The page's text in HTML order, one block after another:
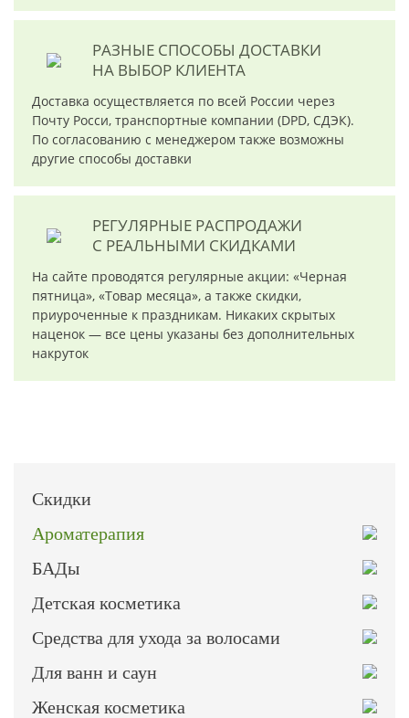
Скидки
Ароматерапия
БАДы
Детская косметика
Средства для ухода за волосами
Для ванн и саун
Женская косметика
РАЗНЫЕ СПОСОБЫ ДОСТАВКИ
НА ВЫБОР КЛИЕНТА
Доставка осуществляется по всей России через
Почту Росси, транспортные компании (DPD, СДЭК).
По согласованию с менеджером также возможны
другие способы доставки
РЕГУЛЯРНЫЕ РАСПРОДАЖИ
С РЕАЛЬНЫМИ СКИДКАМИ
На сайте проводятся регулярные акции: «Черная
пятница», «Товар месяца», а также скидки,
приуроченные к праздникам. Никаких скрытых
наценок — все цены указаны без дополнительных
накруток